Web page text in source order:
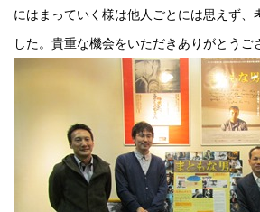
にはまっていく様は他人ごとには思えず、
した。貴重な機会をいただきありがとうご